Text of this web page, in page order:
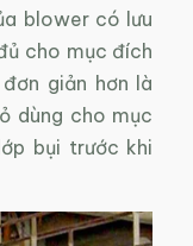
blower có lưu
cho mục đích
giản hơn là
dùng cho mục
bụi trước khi